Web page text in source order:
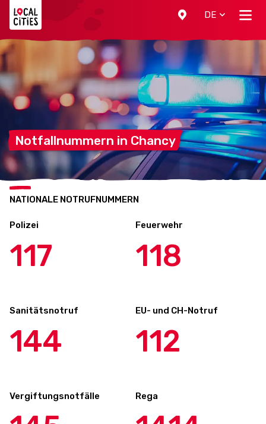
DE
Notfallnummern in Chancy
NATIONALE NOTRUFNUMMERN
Polizei
117
Feuerwehr
118
Sanitätsnotruf
144
EU- und CH-Notruf
112
Vergiftungsnotfälle Rega